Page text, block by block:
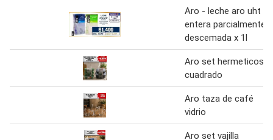
Aro - leche aro uht
entera parcialmente
descemada x 1l
Aro set hermeticos
cuadrado
Aro taza de café
vidrio
Aro set vajilla